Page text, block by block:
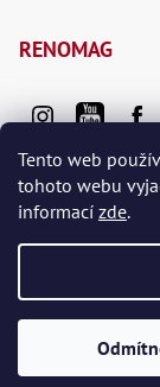
Tento web
tohoto webu
informací zde.
RENOMAG
Copyright 2026